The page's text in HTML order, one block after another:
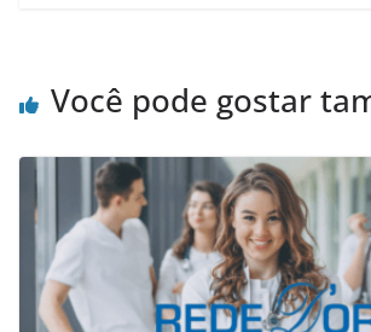
Você pode gostar